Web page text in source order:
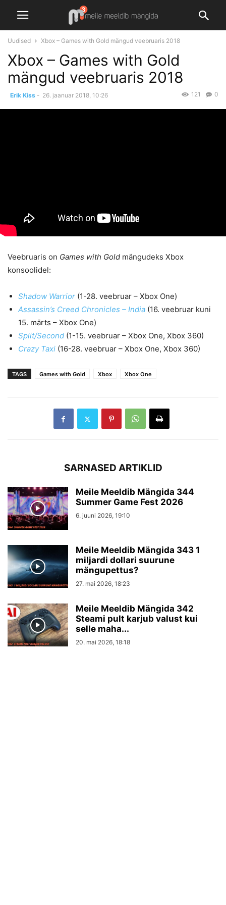
Uudised Xbox – Games with Gold mängud veebruaris 2018
Xbox – Games with Gold
mängud veebruaris 2018
Erik Kiss - 26. jaanuar 2018, 10:26 0
121
Veebruaris on Games with Gold mängudeks Xbox
konsoolidel:
Shadow Warrior (1-28. veebruar – Xbox One)
Assassin’s Creed Chronicles – India (16. veebruar kuni
15. märts – Xbox One)
Split/Second (1-15. veebruar – Xbox One, Xbox 360)
Crazy Taxi (16-28. veebruar – Xbox One, Xbox 360)
TAGS Games with Gold Xbox Xbox One
SARNASED ARTIKLID
Meile Meeldib Mängida 344
Summer Game Fest 2026
6. juuni 2026, 19:10
Meile Meeldib Mängida 343 1
miljardi dollari suurune
mängupettus?
27. mai 2026, 18:23
Meile Meeldib Mängida 342
Steami pult karjub valust kui
selle maha...
20. mai 2026, 18:18